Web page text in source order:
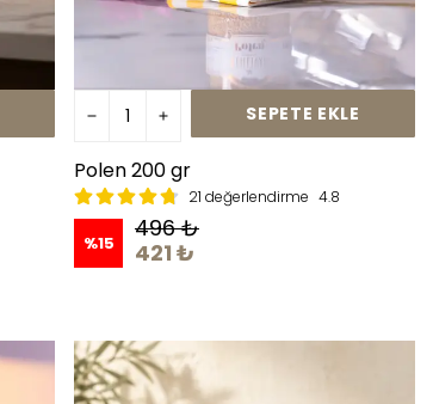
SEPETE EKLE
Polen 200 gr
21 değerlendirme 4.8
%15
496 ₺
421 ₺